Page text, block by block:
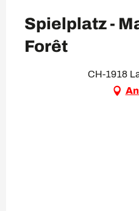
Spielplatz -
Forêt
CH-1918